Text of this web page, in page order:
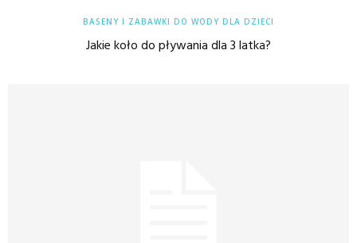
BASENY I ZABAWKI DO WODY DLA DZIECI
Jakie koło do pływania dla 3 latka?